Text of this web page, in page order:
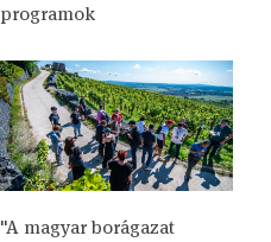
programok
"A magyar borágazat